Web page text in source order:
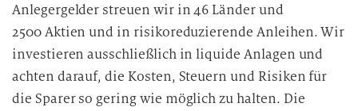
Anlegergelder streuen wir in 46 Länder und
2500 Aktien und in risikoreduzierende Anleihen. Wir
investieren ausschließlich in liquide Anlagen und
achten darauf, die Kosten, Steuern und Risiken für
die Sparer so gering wie möglich zu halten. Die